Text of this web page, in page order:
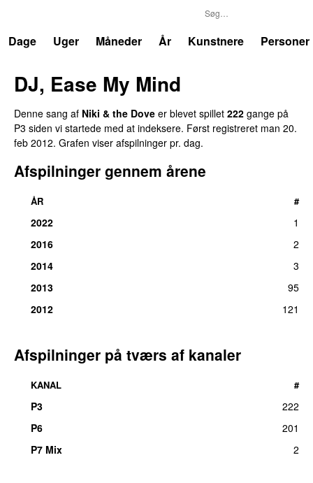
Dage
Uger Måneder År Kunstnere Personer
DJ, Ease My Mind
Denne sang af Niki & the Dove er blevet spillet 222 gange på
P3 siden vi startede med at indeksere. Først registreret man 20.
feb 2012. Grafen viser afspilninger pr. dag.
Afspilninger gennem årene
ÅR #
2022
1
2016
2
2014
3
2013
95
2012
121
Afspilninger på tværs af kanaler
KANAL #
P3
222
P6
201
P7 Mix
2